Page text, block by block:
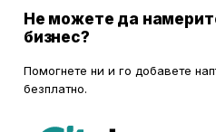
Не можете да
бизнес?
Помогнете ни и го добавете
безплатно.